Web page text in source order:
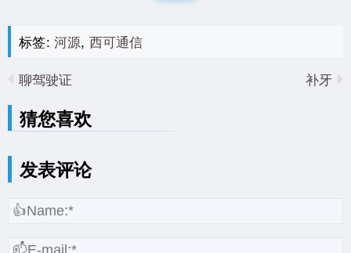
标签: 河源, 西可通信
聊驾驶证
补牙
猜您喜欢
发表评论